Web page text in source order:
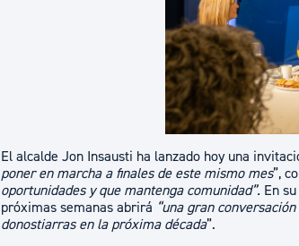
Agenda cultural
El alcalde Jon Insausti ha lanzado hoy una
poner en marcha a finales de este mismo mes”,
oportunidades y que mantenga comunidad”. En
próximas semanas abrirá “una gran
donostiarras en la próxima década”.